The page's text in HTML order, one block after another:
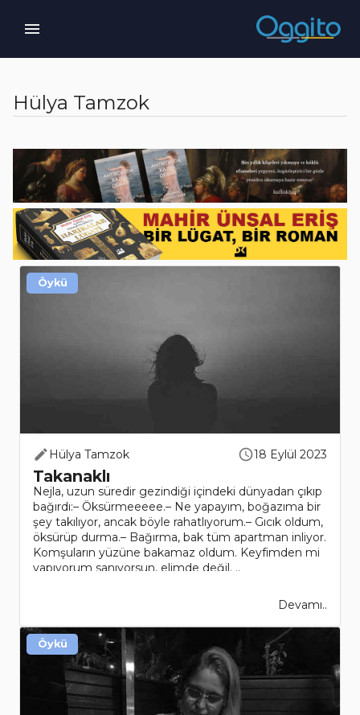
Hülya Tamzok
Hülya Tamzok 18 Eylül 2023
Takanaklı
Nejla, uzun süredir gezindiği içindeki dünyadan çıkıp
bağırdı:– Öksürmeeeee.– Ne yapayım, boğazıma bir
şey takılıyor, ancak böyle rahatlıyorum.– Gıcık oldum,
öksürüp durma.– Bağırma, bak tüm apartman inliyor.
Komşuların yüzüne bakamaz oldum. Keyfimden mi
yapıyorum sanıyorsun, elimde değil. ..
Devamı..
Öykü
Öykü